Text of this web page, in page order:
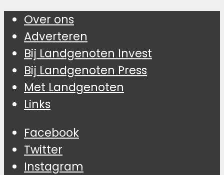
Over ons
Adverteren
Bij Landgenoten Invest
Bij Landgenoten Press
Met Landgenoten
Links
Facebook
Twitter
Instagram